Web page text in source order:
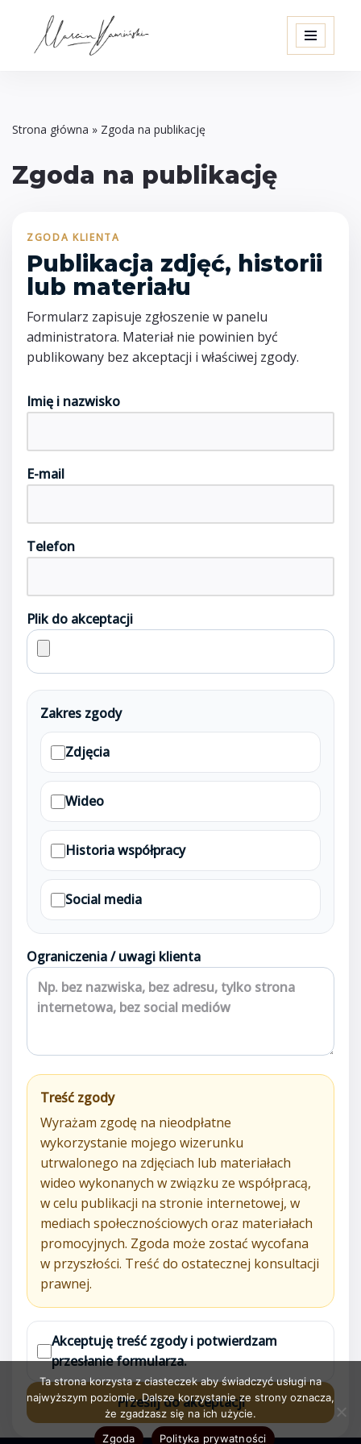
Przejdź
Strona główna » Zgoda na publikację
Zgoda na publikację
ZGODA KLIENTA
Publikacja zdjęć, historii
lub materiału
Formularz zapisuje zgłoszenie w panelu
administratora. Materiał nie powinien być
publikowany bez akceptacji i właściwej zgody.
Imię i nazwisko
E-mail
Telefon
Plik do akceptacji
Zakres zgody
Zdjęcia
Wideo
Historia współpracy
Social media
Ograniczenia / uwagi klienta
Treść zgody
Wyrażam zgodę na nieodpłatne
wykorzystanie mojego wizerunku
utrwalonego na zdjęciach lub materiałach
wideo wykonanych w związku ze współpracą,
w celu publikacji na stronie internetowej, w
mediach społecznościowych oraz materiałach
promocyjnych. Zgoda może zostać wycofana
w przyszłości. Treść do ostatecznej konsultacji
prawnej.
Akceptuję treść zgody i potwierdzam
przesłanie formularza.
Prześlij do akceptacji
Ta strona korzysta z ciasteczek aby świadczyć usługi na
najwyższym poziomie. Dalsze korzystanie ze strony oznacza,
że zgadzasz się na ich użycie.
Zgoda
Polityka prywatności